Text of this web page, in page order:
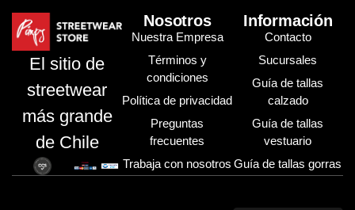
El sitio de
streetwear
más grande
de Chile
Nosotros
Nuestra Empresa
Términos y
condiciones
Política de privacidad
Preguntas
frecuentes
Trabaja con nosotros
Información
Contacto
Sucursales
Guía de tallas
calzado
Guía de tallas
vestuario
Guía de tallas gorras